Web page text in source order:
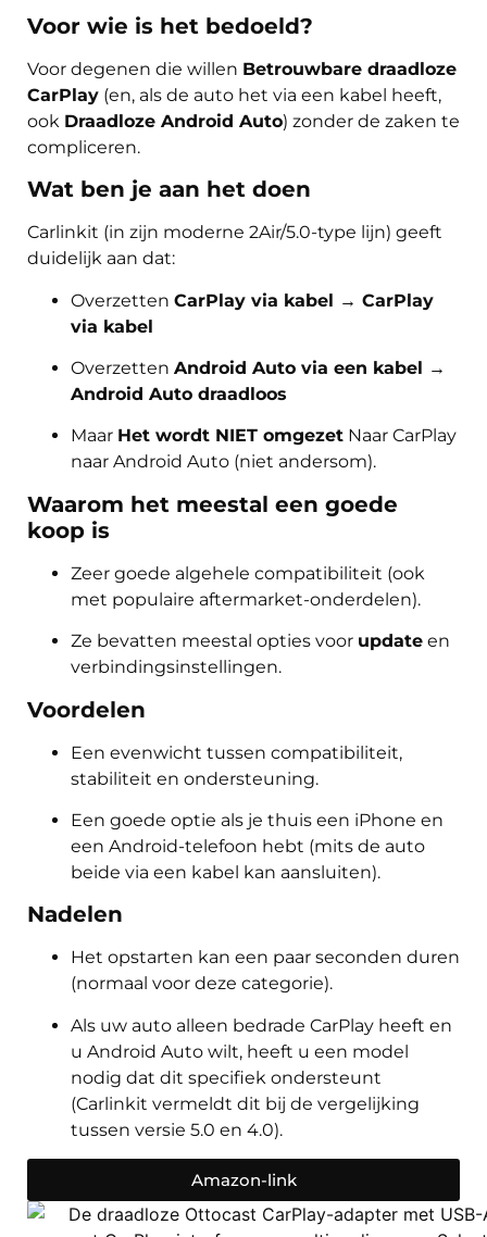
Voor wie is het bedoeld?
Voor degenen die willen Betrouwbare draadloze
CarPlay (en, als de auto het via een kabel heeft,
ook Draadloze Android Auto) zonder de zaken te
compliceren.
Wat ben je aan het doen
Carlinkit (in zijn moderne 2Air/5.0-type lijn) geeft
duidelijk aan dat:
Overzetten CarPlay via kabel → CarPlay
via kabel
Overzetten Android Auto via een kabel →
Android Auto draadloos
Maar Het wordt NIET omgezet Naar CarPlay
naar Android Auto (niet andersom).
Waarom het meestal een goede
koop is
Zeer goede algehele compatibiliteit (ook
met populaire aftermarket-onderdelen).
Ze bevatten meestal opties voor update en
verbindingsinstellingen.
Voordelen
Een evenwicht tussen compatibiliteit,
stabiliteit en ondersteuning.
Een goede optie als je thuis een iPhone en
een Android-telefoon hebt (mits de auto
beide via een kabel kan aansluiten).
Nadelen
Het opstarten kan een paar seconden duren
(normaal voor deze categorie).
Als uw auto alleen bedrade CarPlay heeft en
u Android Auto wilt, heeft u een model
nodig dat dit specifiek ondersteunt
(Carlinkit vermeldt dit bij de vergelijking
tussen versie 5.0 en 4.0).
Amazon-link